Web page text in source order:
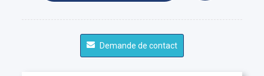
Demande de contact